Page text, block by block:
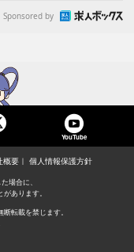
Sponsored by
YouTube
概要 個人情報保護方針
場合に、
あります。
転載を禁じます。